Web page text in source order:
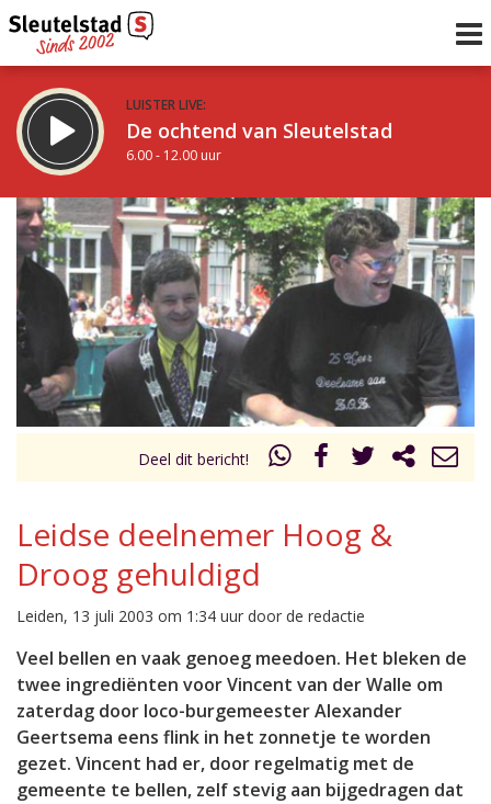
LUISTER LIVE:
De ochtend van Sleutelstad
6.00 - 12.00 uur
STRAKS:
De middag van Sleutelstad
12.00 - 18.00 uur
Vorig uur
uur 1 van 0 Volgend uur
Inklappen
Deel dit bericht!
Leidse deelnemer Hoog &
Droog gehuldigd
Leiden, 13 juli 2003 om 1:34 uur door de redactie
Veel bellen en vaak genoeg meedoen. Het bleken de
twee ingrediënten voor Vincent van der Walle om
zaterdag door loco-burgemeester Alexander
Geertsema eens flink in het zonnetje te worden
gezet. Vincent had er, door regelmatig met de
gemeente te bellen, zelf stevig aan bijgedragen dat